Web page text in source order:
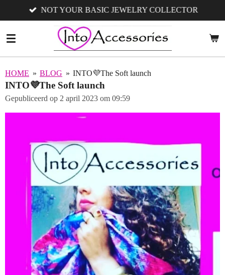
direct
naar
hoofdinhoud
NOT YOUR BASIC JEWELRY COLLECTOR
HOME » BLOG » INTO💜The Soft launch
INTO💜The Soft launch
Gepubliceerd op 2 april 2023 om 09:59